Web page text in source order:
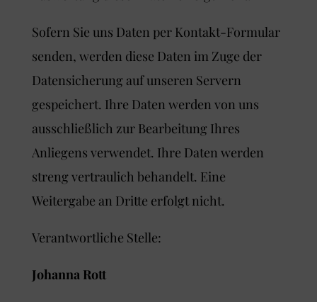
Sofern Sie uns Daten per Kontakt-Formular
senden, werden diese Daten im Zuge der
Datensicherung auf unseren Servern
gespeichert. Ihre Daten werden von uns
ausschließlich zur Bearbeitung Ihres
Anliegens verwendet. Ihre Daten werden
streng vertraulich behandelt. Eine
Weitergabe an Dritte erfolgt nicht.
Verantwortliche Stelle:
Johanna Rott